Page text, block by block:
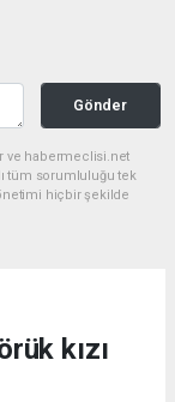
Gönder
ve habermeclisi.net
tüm sorumluluğu tek
hiçbir şekilde
kızı